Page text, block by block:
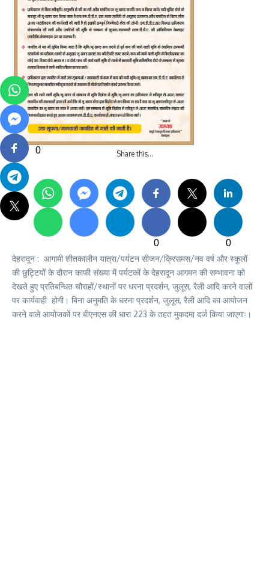
0 Share this…
0
0
देहरादून : आगामी शीतकालीन यात्रा/पर्यटन सीजन/क्रिसमस/नव वर्ष और स्कूलों
की छुट्टियों के दौरान काफी संख्या में पर्यटकों के देहरादून आगमन की सम्भावना को
देखते हुए प्रतिबन्धित चौराहों/स्थानों पर धरना प्रदर्शन, जुलूस, रैली आदि करने वालों
पर कार्यवाही होगी। बिना अनुमति के धरना प्रदर्शन, जुलूस, रैली आदि का आयोजन
करने वाले आयोजकों पर बीएनएस की धारा 223 के तहत मुकदमा दर्ज किया जाएगाः।